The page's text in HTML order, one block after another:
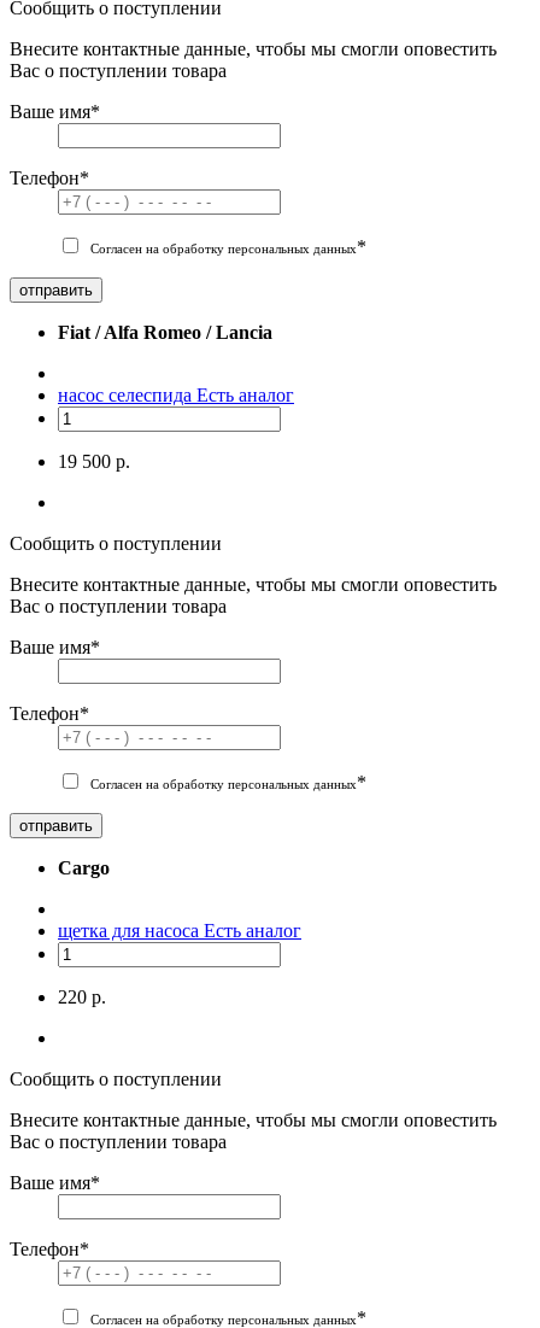
Сообщить о поступлении
Внесите контактные данные, чтобы мы смогли оповестить
Вас о поступлении товара
Ваше имя*
Телефон*
Согласен на обработку персональных данных*
отправить
Fiat / Alfa Romeo / Lancia
насос селеспида Есть аналог
19 500 р.
Сообщить о поступлении
Внесите контактные данные, чтобы мы смогли оповестить
Вас о поступлении товара
Ваше имя*
Телефон*
Согласен на обработку персональных данных*
отправить
Cargo
щетка для насоса Есть аналог
220 р.
Сообщить о поступлении
Внесите контактные данные, чтобы мы смогли оповестить
Вас о поступлении товара
Ваше имя*
Телефон*
Согласен на обработку персональных данных*